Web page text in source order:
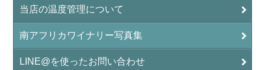
当店の温度管理について
南アフリカワイナリー写真集
LINE@を使ったお問い合わせ